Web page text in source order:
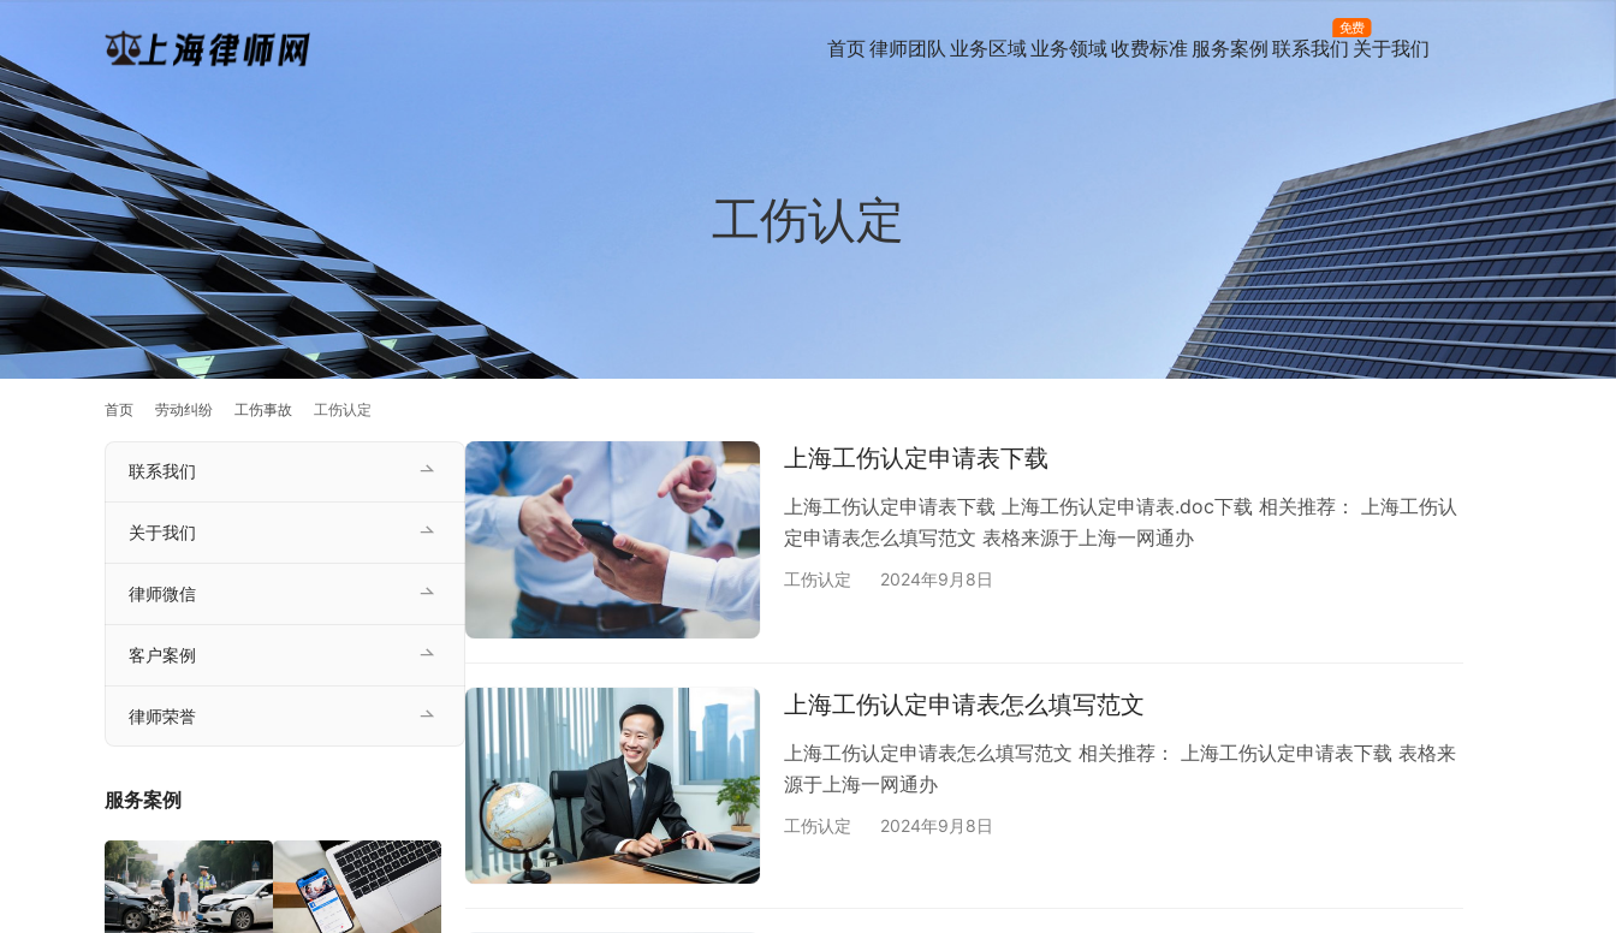
首页律师团队 业务区域 业务领域收费标准 服务案例 联系我们
免费
关于我们
工伤认定
首页 劳动纠纷 工伤事故 工伤认定
上海工伤认定申请表下载
上海工伤认定申请表下载 上海工伤认定申请表.doc下载 相关推荐： 上海工伤认
定申请表怎么填写范文 表格来源于上海一网通办
工伤认定 2024年9月8日
上海工伤认定申请表怎么填写范文
上海工伤认定申请表怎么填写范文 相关推荐： 上海工伤认定申请表下载 表格来
源于上海一网通办
工伤认定 2024年9月8日
联系我们
关于我们
律师微信
客户案例
律师荣誉
服务案例